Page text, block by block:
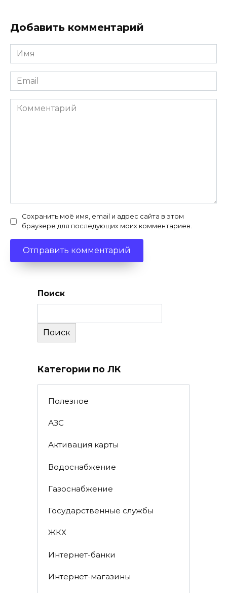
Добавить комментарий
Имя
*
Email
*
Комментарий
Сохранить моё имя, email и адрес сайта в этом
браузере для последующих моих комментариев.
Поиск
Поиск
Категории по ЛК
Полезное
АЗС
Активация карты
Водоснабжение
Газоснабжение
Государственные службы
ЖКХ
Интернет-банки
Интернет-магазины